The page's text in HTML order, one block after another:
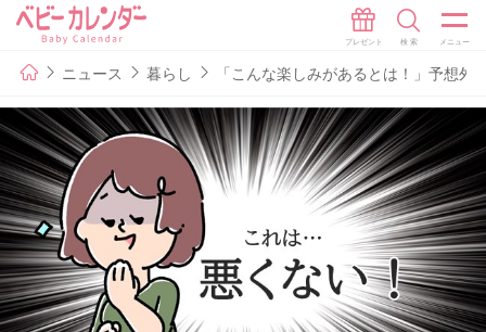
ニュース 暮らし 「こんな楽しみがあるとは！」予想